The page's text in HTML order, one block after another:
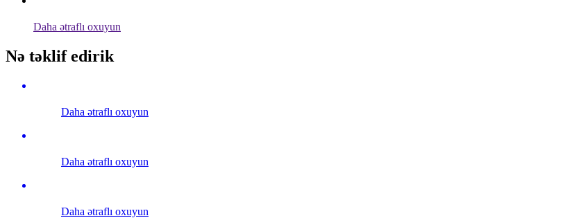
Daha ətraflı oxuyun
Nə təklif edirik
Daha ətraflı oxuyun
Daha ətraflı oxuyun
Daha ətraflı oxuyun